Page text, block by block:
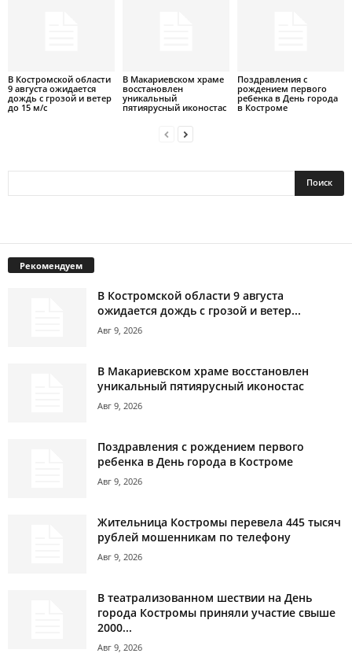
В Костромской области
9 августа ожидается
дождь с грозой и ветер
до 15 м/с
В Макариевском храме
восстановлен
уникальный
пятиярусный иконостас
Поздравления с
рождением первого
ребенка в День города
в Костроме
Рекомендуем
В Костромской области 9 августа
ожидается дождь с грозой и ветер...
Авг 9, 2026
В Макариевском храме восстановлен
уникальный пятиярусный иконостас
Авг 9, 2026
Поздравления с рождением первого
ребенка в День города в Костроме
Авг 9, 2026
Жительница Костромы перевела 445 тысяч
рублей мошенникам по телефону
Авг 9, 2026
В театрализованном шествии на День
города Костромы приняли участие свыше
2000...
Авг 9, 2026